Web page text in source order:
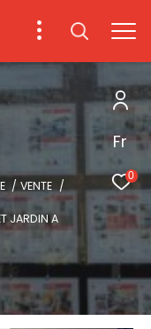
Fr
0
VENTE
JARDIN A